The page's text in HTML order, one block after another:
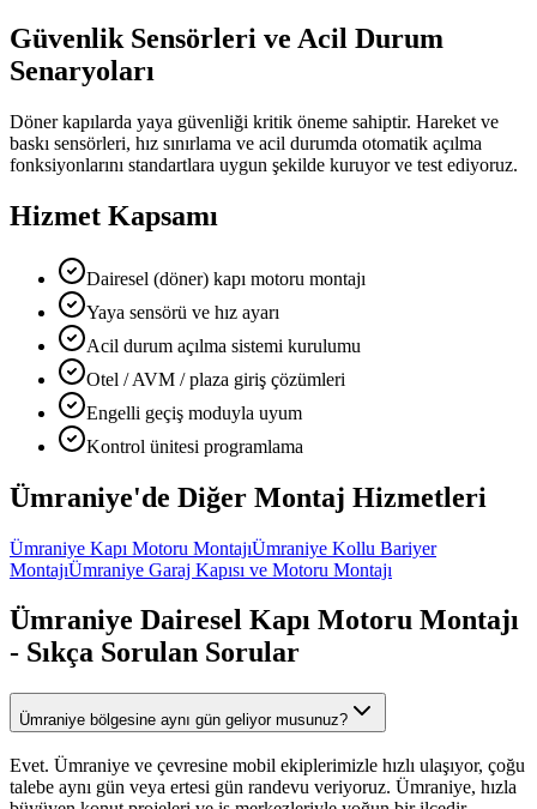
Güvenlik Sensörleri ve Acil Durum
Senaryoları
Döner kapılarda yaya güvenliği kritik öneme sahiptir. Hareket ve
baskı sensörleri, hız sınırlama ve acil durumda otomatik açılma
fonksiyonlarını standartlara uygun şekilde kuruyor ve test ediyoruz.
Hizmet Kapsamı
Dairesel (döner) kapı motoru montajı
Yaya sensörü ve hız ayarı
Acil durum açılma sistemi kurulumu
Otel / AVM / plaza giriş çözümleri
Engelli geçiş moduyla uyum
Kontrol ünitesi programlama
Ümraniye'de Diğer Montaj Hizmetleri
Ümraniye Kapı Motoru MontajıÜmraniye Kollu Bariyer
MontajıÜmraniye Garaj Kapısı ve Motoru Montajı
Ümraniye Dairesel Kapı Motoru Montajı
- Sıkça Sorulan Sorular
Ümraniye bölgesine aynı gün geliyor musunuz?
Evet. Ümraniye ve çevresine mobil ekiplerimizle hızlı ulaşıyor, çoğu
talebe aynı gün veya ertesi gün randevu veriyoruz. Ümraniye, hızla